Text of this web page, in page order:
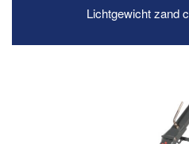
Lichtgewicht zand